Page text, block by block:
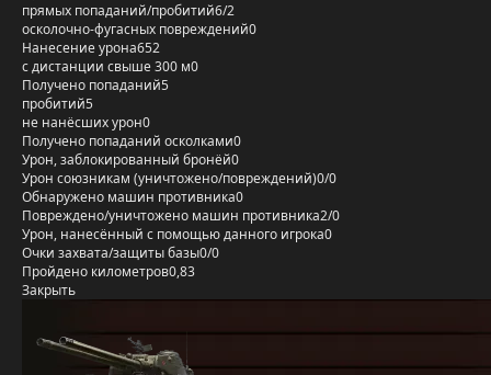
прямых попаданий/пробитий6/2
осколочно-фугасных повреждений0
Нанесение урона652
с дистанции свыше 300 м0
Получено попаданий5
пробитий5
не нанёсших урон0
Получено попаданий осколками0
Урон, заблокированный бронёй0
Урон союзникам (уничтожено/повреждений)0/0
Обнаружено машин противника0
Повреждено/уничтожено машин противника2/0
Урон, нанесённый с помощью данного игрока0
Очки захвата/защиты базы0/0
Пройдено километров0,83
Закрыть